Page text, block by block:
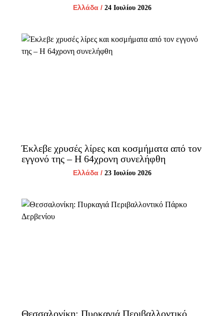
Ελλάδα/ 24 Ιουλίου 2026
Έκλεβε χρυσές λίρες και κοσμήματα από τον
εγγονό της – Η 64χρονη συνελήφθη
Ελλάδα/ 23 Ιουλίου 2026
Θεσσαλονίκη: Πυρκαγιά Περιβαλλοντικό